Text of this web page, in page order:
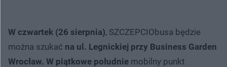
W czwartek (26 sierpnia), SZCZEPCIObusa będzie
można szukać na ul. Legnickiej przy Business Garden
Wrocław. W piątkowe południe mobilny punkt